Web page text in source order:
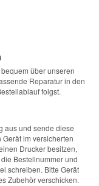
über unseren
Reparatur in den
folgst.
aus und sende diese
im versicherten
Drucker besitzen,
Bestellnummer und
schreiben. Bitte Gerät
Zubehör verschicken.